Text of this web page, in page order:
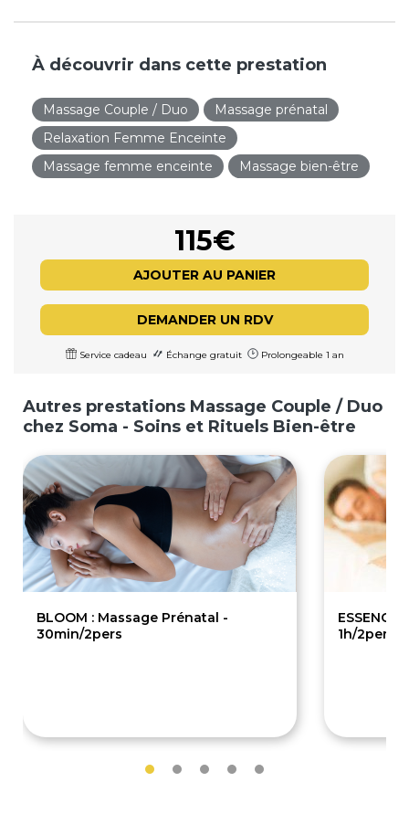
À découvrir dans cette prestation
Massage Couple / Duo
Massage prénatal
Relaxation Femme Enceinte
Massage femme enceinte
Massage bien-être
115€
AJOUTER AU PANIER
DEMANDER UN RDV
Service cadeau Échange gratuit Prolongeable 1 an
Autres prestations Massage Couple / Duo
chez Soma - Soins et Rituels Bien-être
BLOOM : Massage Prénatal -
30min/2pers
1h/2pers